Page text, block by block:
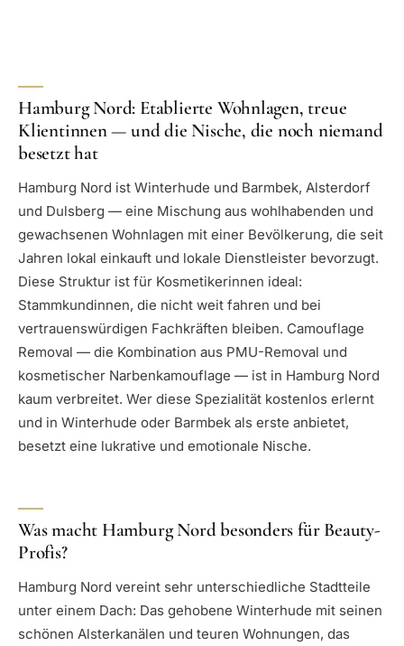
Hamburg Nord: Etablierte Wohnlagen, treue
Klientinnen — und die Nische, die noch niemand
besetzt hat
Hamburg Nord ist Winterhude und Barmbek, Alsterdorf
und Dulsberg — eine Mischung aus wohlhabenden und
gewachsenen Wohnlagen mit einer Bevölkerung, die seit
Jahren lokal einkauft und lokale Dienstleister bevorzugt.
Diese Struktur ist für Kosmetikerinnen ideal:
Stammkundinnen, die nicht weit fahren und bei
vertrauenswürdigen Fachkräften bleiben. Camouflage
Removal — die Kombination aus PMU-Removal und
kosmetischer Narbenkamouflage — ist in Hamburg Nord
kaum verbreitet. Wer diese Spezialität kostenlos erlernt
und in Winterhude oder Barmbek als erste anbietet,
besetzt eine lukrative und emotionale Nische.
Was macht Hamburg Nord besonders für Beauty-
Profis?
Hamburg Nord vereint sehr unterschiedliche Stadtteile
unter einem Dach: Das gehobene Winterhude mit seinen
schönen Alsterkanälen und teuren Wohnungen, das